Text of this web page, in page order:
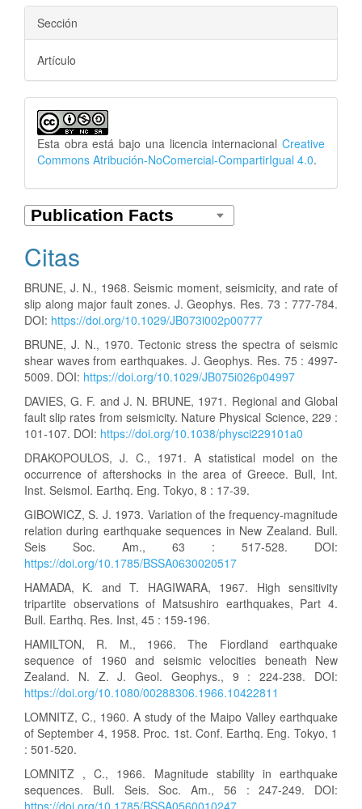
Sección
Artículo
Esta obra está bajo una licencia internacional Creative
Commons Atribución-NoComercial-CompartirIgual 4.0.
Citas
BRUNE, J. N., 1968. Seismic moment, seismicity, and rate of
slip along major fault zones. J. Geophys. Res. 73 : 777-784.
DOI: https://doi.org/10.1029/JB073i002p00777
BRUNE, J. N., 1970. Tectonic stress the spectra of seismic
shear waves from earthquakes. J. Geophys. Res. 75 : 4997-
5009. DOI: https://doi.org/10.1029/JB075i026p04997
DAVIES, G. F. and J. N. BRUNE, 1971. Regional and Global
fault slip rates from seismicity. Nature Physical Science, 229 :
101-107. DOI: https://doi.org/10.1038/physci229101a0
DRAKOPOULOS, J. C., 1971. A statistical model on the
occurrence of aftershocks in the area of Greece. Bull, Int.
Inst. Seismol. Earthq. Eng. Tokyo, 8 : 17-39.
GIBOWICZ, S. J. 1973. Variation of the frequency-magnitude
relation during earthquake sequences in New Zealand. Bull.
Seis Soc. Am., 63 : 517-528. DOI:
https://doi.org/10.1785/BSSA0630020517
HAMADA, K. and T. HAGIWARA, 1967. High sensitivity
tripartite observations of Matsushiro earthquakes, Part 4.
Bull. Earthq. Res. Inst, 45 : 159-196.
HAMILTON, R. M., 1966. The Fiordland earthquake
sequence of 1960 and seismic velocities beneath New
Zealand. N. Z. J. Geol. Geophys., 9 : 224-238. DOI:
https://doi.org/10.1080/00288306.1966.10422811
LOMNITZ, C., 1960. A study of the Maipo Valley earthquake
of September 4, 1958. Proc. 1st. Conf. Earthq. Eng. Tokyo, 1
: 501-520.
LOMNITZ , C., 1966. Magnitude stability in earthquake
sequences. Bull. Seis. Soc. Am., 56 : 247-249. DOI:
https://doi.org/10.1785/BSSA0560010247